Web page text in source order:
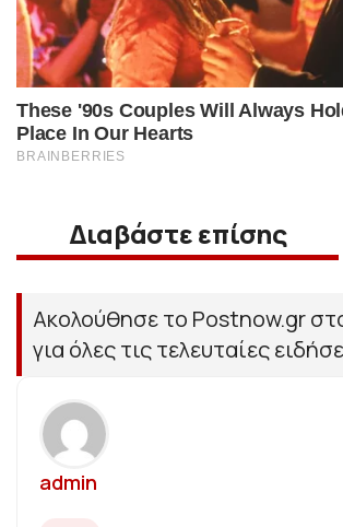
Διαβάστε επίσης
Ακολούθησε το Postnow.gr
για όλες τις τελευταίες
admin